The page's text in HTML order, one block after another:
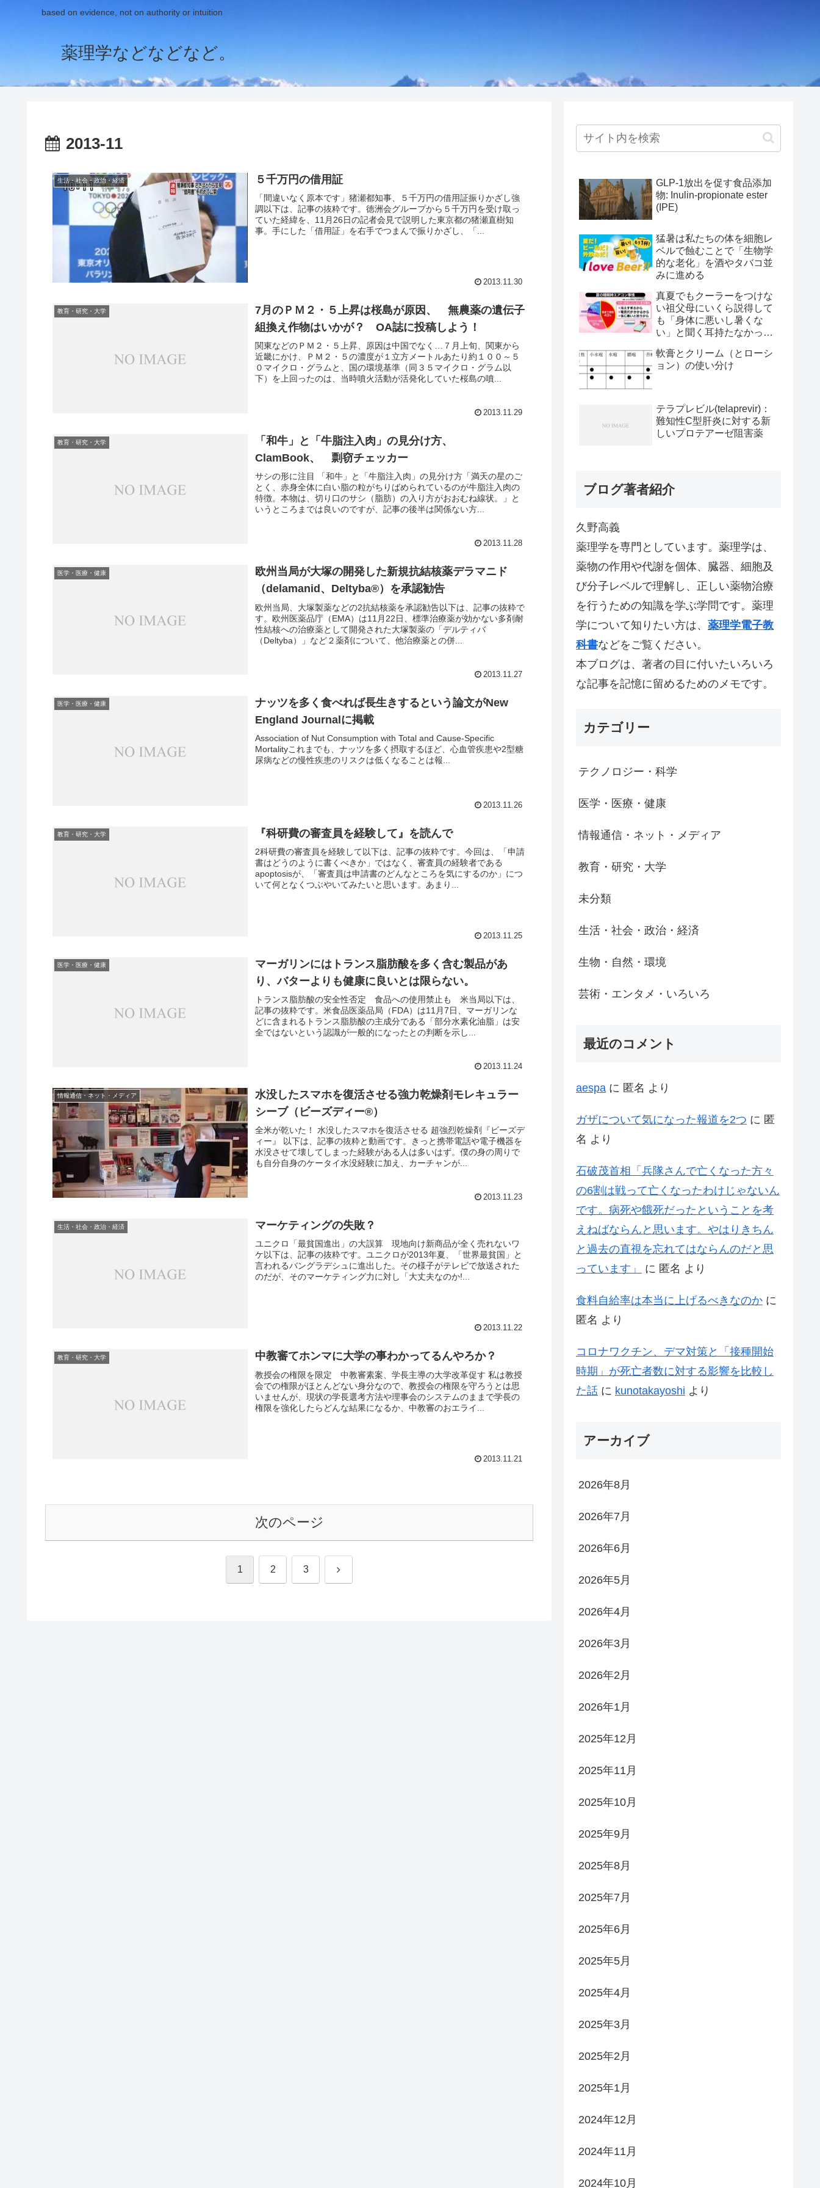
based on evidence, not on authority or intuition
薬理学などなどなど。
2013-11
生活・社会・政治・経済 ５千万円の借用証
「間違いなく原本です」猪瀬都知事、５千万円の借用証振りかざし強
調以下は、記事の抜粋です。徳洲会グループから５千万円を受け取っ
ていた経緯を、11月26日の記者会見で説明した東京都の猪瀬直樹知
事。手にした「借用証」を右手でつまんで振りかざし、「...
2013.11.30
教育・研究・大学
7月のＰＭ２・５上昇は桜島が原因、 無農薬の遺伝子
組換え作物はいかが？ OA誌に投稿しよう！
関東などのＰＭ２・５上昇、原因は中国でなく…７月上旬、関東から
近畿にかけ、ＰＭ２・５の濃度が１立方メートルあたり約１００～５
０マイクロ・グラムと、国の環境基準（同３５マイクロ・グラム以
下）を上回ったのは、当時噴火活動が活発化していた桜島の噴...
2013.11.29
教育・研究・大学
「和牛」と「牛脂注入肉」の見分け方、
ClamBook、 剽窃チェッカー
サシの形に注目 「和牛」と「牛脂注入肉」の見分け方「満天の星のご
とく、赤身全体に白い脂の粒がちりばめられているのが牛脂注入肉の
特徴。本物は、切り口のサシ（脂肪）の入り方がおおむね線状。」と
いうところまでは良いのですが、記事の後半は関係ない方...
2013.11.28
医学・医療・健康
欧州当局が大塚の開発した新規抗結核薬デラマニド
（delamanid、Deltyba®）を承認勧告
欧州当局、大塚製薬などの2抗結核薬を承認勧告以下は、記事の抜粋で
す。欧州医薬品庁（EMA）は11月22日、標準治療薬が効かない多剤耐
性結核への治療薬として開発された大塚製薬の「デルティバ
（Deltyba）」など２薬剤について、他治療薬との併...
2013.11.27
医学・医療・健康
ナッツを多く食べれば長生きするという論文がNew
England Journalに掲載
Association of Nut Consumption with Total and Cause-Specific
Mortalityこれまでも、ナッツを多く摂取するほど、心血管疾患や2型糖
尿病などの慢性疾患のリスクは低くなることは報...
2013.11.26
教育・研究・大学 『科研費の審査員を経験して』を読んで
2科研費の審査員を経験して以下は、記事の抜粋です。今回は、「申請
書はどうのように書くべきか」ではなく、審査員の経験者である
apoptosisが、「審査員は申請書のどんなところを気にするのか」につ
いて何となくつぶやいてみたいと思います。あまり...
2013.11.25
医学・医療・健康
マーガリンにはトランス脂肪酸を多く含む製品があ
り、バターよりも健康に良いとは限らない。
トランス脂肪酸の安全性否定 食品への使用禁止も 米当局以下は、
記事の抜粋です。米食品医薬品局（FDA）は11月7日、マーガリンな
どに含まれるトランス脂肪酸の主成分である「部分水素化油脂」は安
全ではないという認識が一般的になったとの判断を示し...
2013.11.24
情報通信・ネット・メディア
水没したスマホを復活させる強力乾燥剤モレキュラー
シーブ（ビーズディー®）
全米が乾いた！ 水没したスマホを復活させる 超強烈乾燥剤『ビーズデ
ィー』 以下は、記事の抜粋と動画です。きっと携帯電話や電子機器を
水没させて壊してしまった経験がある人は多いはず。僕の身の周りで
も自分自身のケータイ水没経験に加え、カーチャンが...
2013.11.23
生活・社会・政治・経済 マーケティングの失敗？
ユニクロ「最貧国進出」の大誤算 現地向け新商品が全く売れないワ
ケ以下は、記事の抜粋です。ユニクロが2013年夏、「世界最貧国」と
言われるバングラデシュに進出した。その様子がテレビで放送された
のだが、そのマーケティング力に対し「大丈夫なのか!...
2013.11.22
教育・研究・大学 中教審てホンマに大学の事わかってるんやろか？
教授会の権限を限定 中教審素案、学長主導の大学改革促す 私は教授
会での権限がほとんどない身分なので、教授会の権限を守ろうとは思
いませんが、現状の学長選考方法や理事会のシステムのままで学長の
権限を強化したらどんな結果になるか、中教審のおエライ...
2013.11.21
次のページ
1 2 3 次
GLP-1放出を促す食品添加
物: Inulin-propionate ester
(IPE)
猛暑は私たちの体を細胞レ
ベルで蝕むことで「生物学
的な老化」を酒やタバコ並
みに進める
真夏でもクーラーをつけな
い祖父母にいくら説得して
も「身体に悪いし暑くな
い」と聞く耳持たなかった
から嘘みたいに部屋が冷え
るようになった
軟膏とクリーム（とローシ
ョン）の使い分け
テラプレビル(telaprevir)：
難知性C型肝炎に対する新
しいプロテアーゼ阻害薬
ブログ著者紹介
久野高義
薬理学を専門としています。薬理学は、
薬物の作用や代謝を個体、臓器、細胞及
び分子レベルで理解し、正しい薬物治療
を行うための知識を学ぶ学問です。薬理
学について知りたい方は、 薬理学電子教
科書などをご覧ください。
本ブログは、著者の目に付いたいろいろ
な記事を記憶に留めるためのメモです。
カテゴリー
テクノロジー・科学
医学・医療・健康
情報通信・ネット・メディア
教育・研究・大学
未分類
生活・社会・政治・経済
生物・自然・環境
芸術・エンタメ・いろいろ
最近のコメント
aespa に 匿名 より
ガザについて気になった報道を2つ に 匿
名 より
石破茂首相「兵隊さんで亡くなった方々
の6割は戦って亡くなったわけじゃないん
です。病死や餓死だったということを考
えねばならんと思います。やはりきちん
と過去の直視を忘れてはならんのだと思
っています」
に 匿名 より
食料自給率は本当に上げるべきなのか に
匿名 より
コロナワクチン、デマ対策と「接種開始
時期」が死亡者数に対する影響を比較し
た話 に kunotakayoshi より
アーカイブ
2026年8月
2026年7月
2026年6月
2026年5月
2026年4月
2026年3月
2026年2月
2026年1月
2025年12月
2025年11月
2025年10月
2025年9月
2025年8月
2025年7月
2025年6月
2025年5月
2025年4月
2025年3月
2025年2月
2025年1月
2024年12月
2024年11月
2024年10月